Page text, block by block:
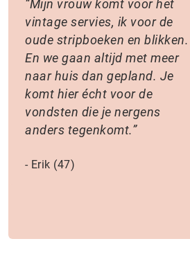
Mijn vrouw komt voor het
vintage servies, ik voor de
oude stripboeken en blikken.
En we gaan altijd met meer
naar huis dan gepland. Je
komt hier écht voor de
vondsten die je nergens
anders tegenkomt.
Erik (47)